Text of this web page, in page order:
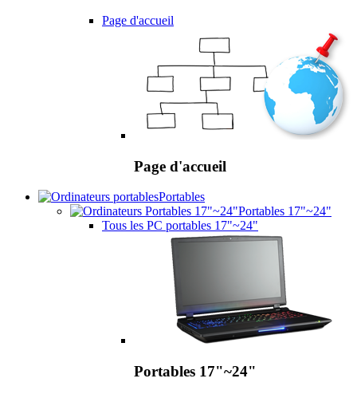
Page d'accueil
Page d'accueil
Portables
Portables 17"~24"
Tous les PC portables 17"~24"
Portables 17"~24"